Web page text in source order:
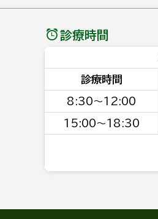
診療時間
診療時間
8:30～12:00
15:00～18:30